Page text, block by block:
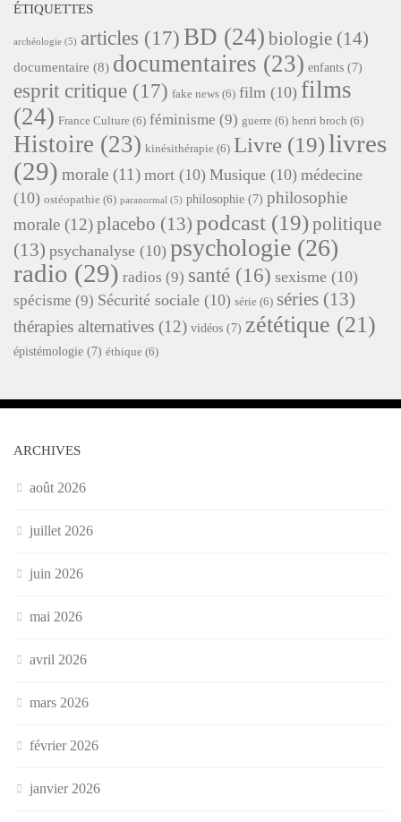
ÉTIQUETTES
archéologie (5) articles (17) BD (24) biologie (14)
documentaire (8) documentaires (23) enfants (7)
esprit critique (17) fake news (6) film (10) films
(24) France Culture (6) féminisme (9) guerre (6) henri broch (6)
Histoire (23) kinésithérapie (6) Livre (19)livres
(29) morale (11) mort (10) Musique (10) médecine
(10) ostéopathie (6) paranormal (5) philosophie (7) philosophie
morale (12)placebo (13) podcast (19)politique
(13) psychanalyse (10) psychologie (26)
radio (29) radios (9) santé (16) sexisme (10)
spécisme (9) Sécurité sociale (10) série (6) séries (13)
thérapies alternatives (12) vidéos (7) zététique (21)
épistémologie (7) éthique (6)
ARCHIVES
août 2026
juillet 2026
juin 2026
mai 2026
avril 2026
mars 2026
février 2026
janvier 2026